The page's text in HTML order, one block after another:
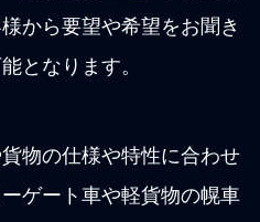
から要望や希望をお聞き
となります。
物の仕様や特性に合わせ
ゲート車や軽貨物の幌車